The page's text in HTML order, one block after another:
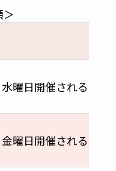
水曜日開催される年齢
金曜日開催される年齢